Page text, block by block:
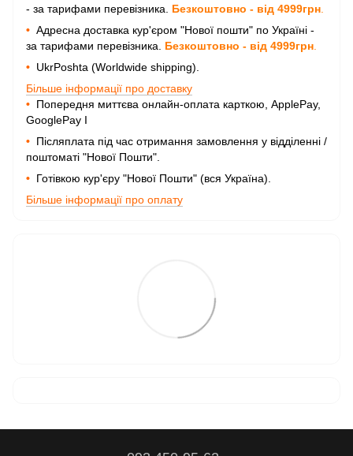
- за тарифами перевізника. Безкоштовно - від 4999грн
• Адресна доставка кур'єром "Нової пошти" по Україні -
за тарифами перевізника. Безкоштовно - від 4999грн
• UkrPoshta (Worldwide shipping).
Більше інформації про доставку
• Попередня миттєва онлайн-оплата карткою, ApplePay,
GooglePay I
• Післяплата під час отримання замовлення у відділенні /
поштоматі "Нової Пошти".
• Готівкою кур'єру "Нової Пошти" (вся Україна).
Більше інформації про оплату